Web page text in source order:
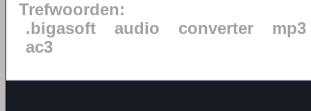
Trefwoorden:
.bigasoft
audio converter
mp3
ac3